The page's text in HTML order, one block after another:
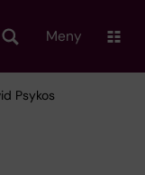
Meny
Psykos